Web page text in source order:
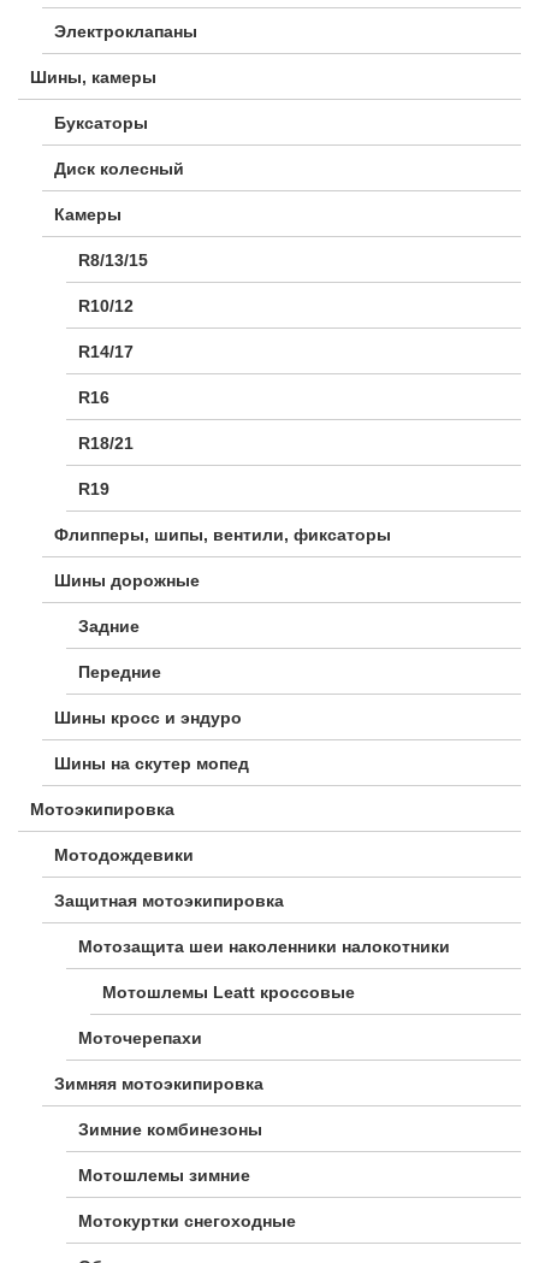
Электроклапаны
Шины, камеры
Буксаторы
Диск колесный
Камеры
R8/13/15
R10/12
R14/17
R16
R18/21
R19
Флипперы, шипы, вентили, фиксаторы
Шины дорожные
Задние
Передние
Шины кросс и эндуро
Шины на скутер мопед
Мотоэкипировка
Мотодождевики
Защитная мотоэкипировка
Мотозащита шеи наколенники налокотники
Мотошлемы Leatt кроссовые
Моточерепахи
Зимняя мотоэкипировка
Зимние комбинезоны
Мотошлемы зимние
Мотокуртки снегоходные